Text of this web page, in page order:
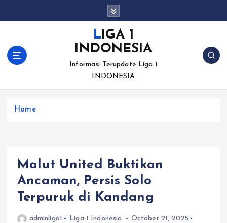
LIGA 1
INDONESIA
Informasi Terupdate Liga 1
INDONESIA
Home
Malut United Buktikan
Ancaman, Persis Solo
Terpuruk di Kandang
adminliga1 Liga 1 Indonesia
October 21, 2025